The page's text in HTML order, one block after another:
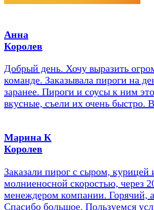
Анна
Королев
Добрый день. Хочу выразить
команде. Заказывала пироги на
заранее. Пироги и соусы к ним
вкусные, съели их очень быстро.
Марина К
Королев
Заказали пирог с сыром,
молниеносной скоростью, через
менеждером компании. Горячий,
Спасибо большое. Пользуемся